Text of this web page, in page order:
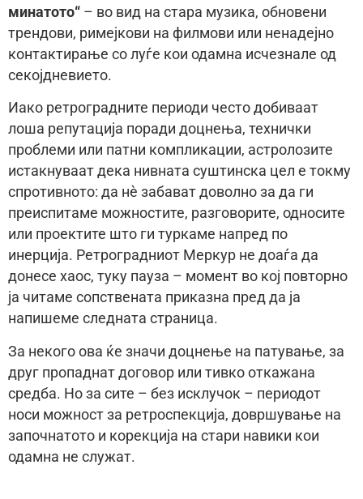
минатото“ – во вид на стара музика, обновени
трендови, римејкови на филмови или ненадејно
контактирање со луѓе кои одамна исчезнале од
секојдневието.
Иако ретроградните периоди често добиваат
лоша репутација поради доцнења, технички
проблеми или патни компликации, астролозите
истакнуваат дека нивната суштинска цел е токму
спротивното: да нè забават доволно за да ги
преиспитаме можностите, разговорите, односите
или проектите што ги туркаме напред по
инерција. Ретроградниот Меркур не доаѓа да
донесе хаос, туку пауза – момент во кој повторно
ја читаме сопствената приказна пред да ја
напишеме следната страница.
За некого ова ќе значи доцнење на патување, за
друг пропаднат договор или тивко откажана
средба. Но за сите – без исклучок – периодот
носи можност за ретроспекција, довршување на
започнатото и корекција на стари навики кои
одамна не служат.